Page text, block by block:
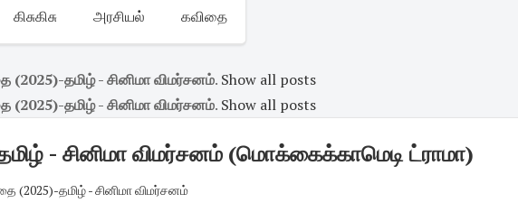
கிசுகிசு அரசியல் கவிதை
(2025)-தமிழ் - சினிமா விமர்சனம். Show all posts
(2025)-தமிழ் - சினிமா விமர்சனம். Show all posts
- சினிமா விமர்சனம் (மொக்கைக்காமெடி ட்ராமா)
(2025)-தமிழ் - சினிமா விமர்சனம்